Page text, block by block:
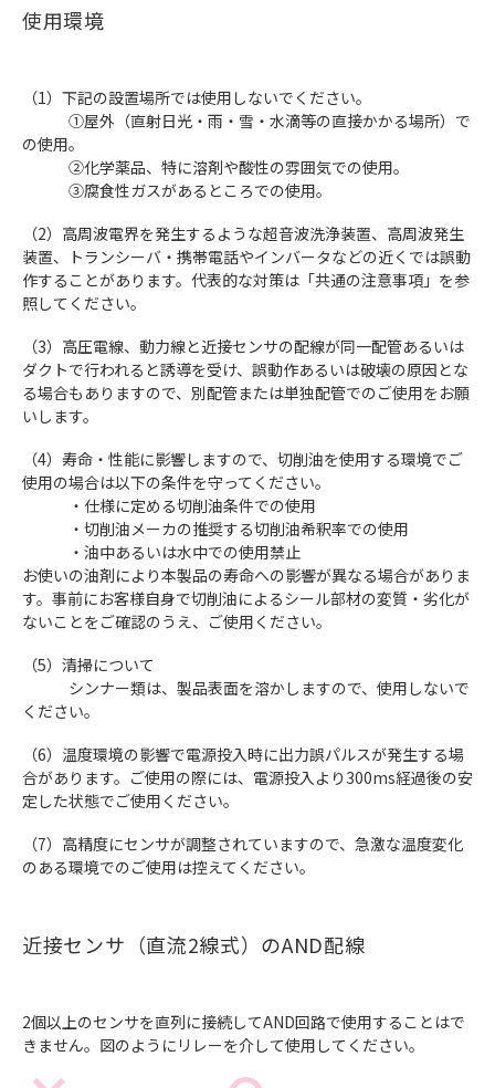
使用環境
（1）下記の設置場所では使用しないでください。
①屋外（直射日光・雨・雪・水滴等の直接かかる場所）で
の使用。
②化学薬品、特に溶剤や酸性の雰囲気での使用。
③腐食性ガスがあるところでの使用。
（2）高周波電界を発生するような超音波洗浄装置、高周波発生
装置、トランシーバ・携帯電話やインバータなどの近くでは誤動
作することがあります。代表的な対策は「共通の注意事項」を参
照してください。
（3）高圧電線、動力線と近接センサの配線が同一配管あるいは
ダクトで行われると誘導を受け、誤動作あるいは破壊の原因とな
る場合もありますので、別配管または単独配管でのご使用をお願
いします。
（4）寿命・性能に影響しますので、切削油を使用する環境でご
使用の場合は以下の条件を守ってください。
・仕様に定める切削油条件での使用
・切削油メーカの推奨する切削油希釈率での使用
・油中あるいは水中での使用禁止
お使いの油剤により本製品の寿命への影響が異なる場合がありま
す。事前にお客様自身で切削油によるシール部材の変質・劣化が
ないことをご確認のうえ、ご使用ください。
（5）清掃について
シンナー類は、製品表面を溶かしますので、使用しないで
ください。
（6）温度環境の影響で電源投入時に出力誤パルスが発生する場
合があります。ご使用の際には、電源投入より300ms経過後の安
定した状態でご使用ください。
（7）高精度にセンサが調整されていますので、急激な温度変化
のある環境でのご使用は控えてください。
近接センサ（直流2線式）のAND配線
2個以上のセンサを直列に接続してAND回路で使用することはで
きません。図のようにリレーを介して使用してください。